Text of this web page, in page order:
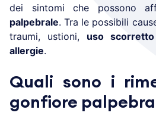
dei sintomi che possono
palpebrale. Tra le possibili
traumi, ustioni, uso
allergie.
Quali sono i
gonfiore